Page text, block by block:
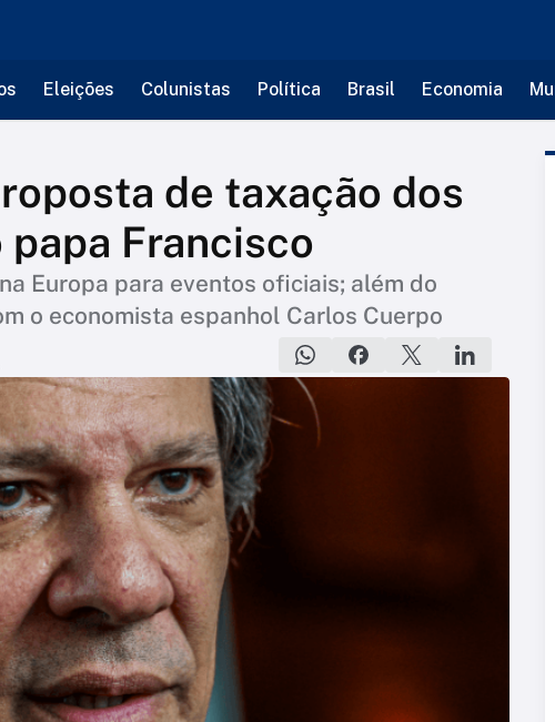
Eleições Colunistas Política Brasil Economia
de taxação dos
Francisco
Europa para eventos oficiais; além do
o economista espanhol Carlos Cuerpo